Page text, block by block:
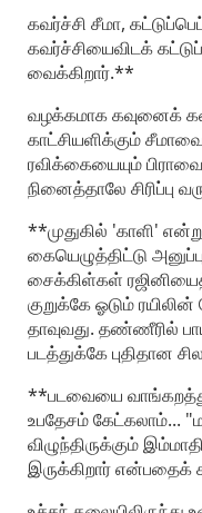
கவர்ச்சி சீமா,
கவர்ச்சியைவிடக்‌
வைக்கிறார்‌.**
வழக்கமாக கவுனைக்‌
காட்சியளிக்கும்‌
ரவிக்கையையும்‌
நினைத்தாலே சிரிப்பு
**முதுகில்‌ 'காளி'
கையெழுத்திட்டு
சைக்கிள்கள்‌
குறுக்கே ஓடும்‌
தாவுவது. தண்ணீரில்‌
படத்துக்கே புதிதான
**படவையை
உபதேசம்‌ கேட்கலாம்‌...
விழுந்திருக்கும்‌
இருக்கிறார்‌ என்பதைக்‌